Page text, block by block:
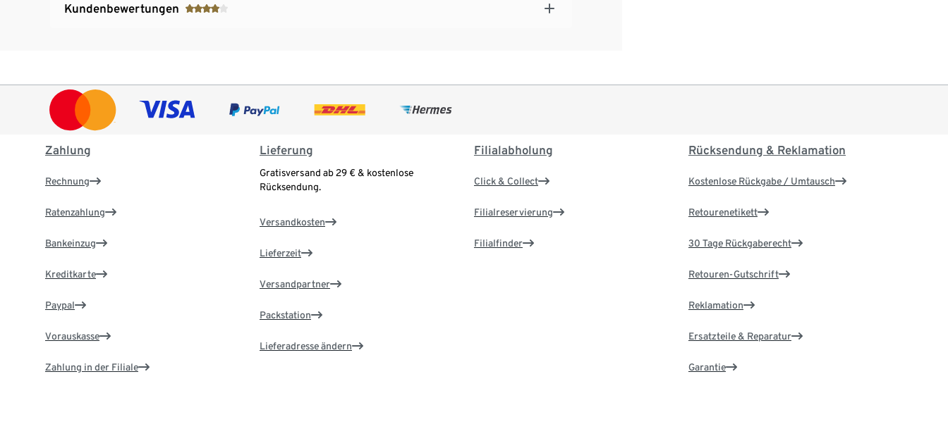
Kundenbewertungen
Zahlung
Rechnung
Ratenzahlung
Bankeinzug
Kreditkarte
Paypal
Vorauskasse
Zahlung in der Filiale
Lieferung
Gratisversand ab 29 € & kostenlose
Rücksendung.
Versandkosten
Lieferzeit
Versandpartner
Packstation
Lieferadresse ändern
Filialabholung
Click & Collect
Filialreservierung
Filialfinder
Rücksendung & Reklamation
Kostenlose Rückgabe / Umtausch
Retourenetikett
30 Tage Rückgaberecht
Retouren-Gutschrift
Reklamation
Ersatzteile & Reparatur
Garantie